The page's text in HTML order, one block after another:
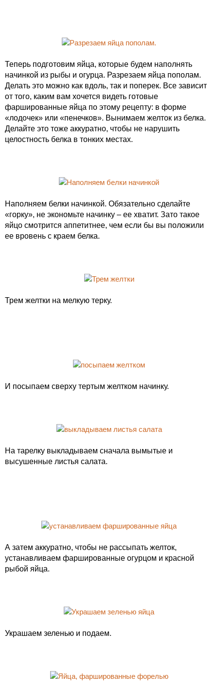
Теперь подготовим яйца, которые будем наполнять
начинкой из рыбы и огурца. Разрезаем яйца пополам.
Делать это можно как вдоль, так и поперек. Все зависит
от того, каким вам хочется видеть готовые
фаршированные яйца по этому рецепту: в форме
«лодочек» или «пенечков». Вынимаем желток из белка.
Делайте это тоже аккуратно, чтобы не нарушить
целостность белка в тонких местах.
Наполняем белки начинкой. Обязательно сделайте
«горку», не экономьте начинку – ее хватит. Зато такое
яйцо смотрится аппетитнее, чем если бы вы положили
ее вровень с краем белка.
Трем желтки на мелкую терку.
И посыпаем сверху тертым желтком начинку.
На тарелку выкладываем сначала вымытые и
высушенные листья салата.
А затем аккуратно, чтобы не рассыпать желток,
устанавливаем фаршированные огурцом и красной
рыбой яйца.
Украшаем зеленью и подаем.